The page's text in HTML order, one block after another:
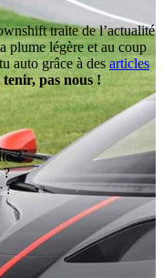
traite de l’actualité
plume légère et au coup
auto grâce à des articles
tenir, pas nous !
?
?
?